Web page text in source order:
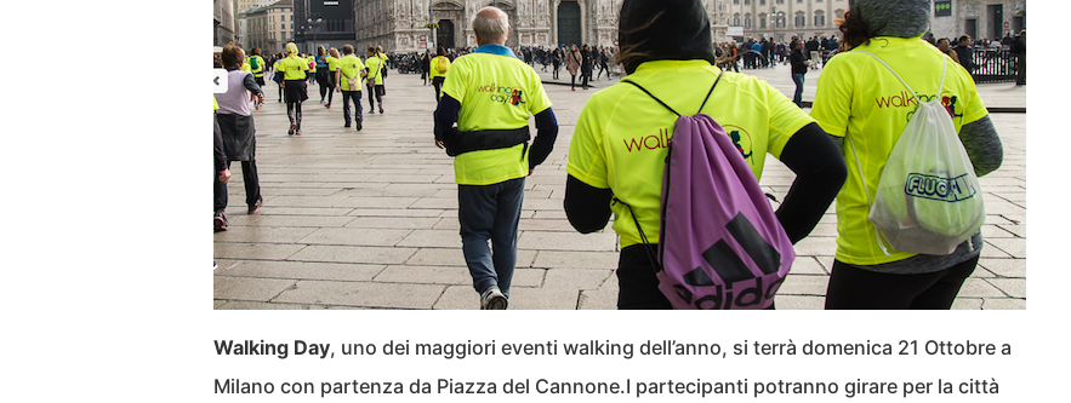
Walking Day, uno dei maggiori eventi walking dell’anno, si terrà domenica 21 Ottobre a
Milano con partenza da Piazza del Cannone.I partecipanti potranno girare per la città